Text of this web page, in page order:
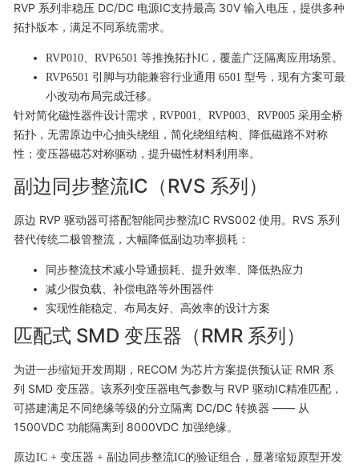
RVP 系列非稳压 DC/DC 电源IC支持最高 30V 输入电压，提供多种
拓扑版本，满足不同系统需求。
RVP010、RVP6501 等推挽拓扑IC，覆盖广泛隔离应用场景。
RVP6501 引脚与功能兼容行业通用 6501 型号，现有方案可最
小改动布局完成迁移。
针对简化磁性器件设计需求，RVP001、RVP003、RVP005 采用全桥
拓扑，无需原边中心抽头绕组，简化绕组结构、降低磁路不对称
性；变压器磁芯对称驱动，提升磁性材料利用率。
副边同步整流IC（RVS 系列）
原边 RVP 驱动器可搭配智能同步整流IC RVS002 使用。RVS 系列
替代传统二极管整流，大幅降低副边功率损耗：
同步整流技术减小导通损耗、提升效率、降低热应力
减少假负载、补偿电路等外围器件
实现性能稳定、布局友好、高效率的设计方案
匹配式 SMD 变压器（RMR 系列）
为进一步缩短开发周期，RECOM 为芯片方案提供预认证 RMR 系
列 SMD 变压器。该系列变压器电气参数与 RVP 驱动IC精准匹配，
可搭建满足不同绝缘等级的分立隔离 DC/DC 转换器 —— 从
1500VDC 功能隔离到 8000VDC 加强绝缘。
原边IC + 变压器 + 副边同步整流IC的验证组合，显著缩短原型开发